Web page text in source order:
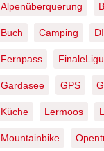
Alpenüberquerung
Buch Camping
Fernpass
Gardasee GPS
Küche Lermoos
Mountainbike